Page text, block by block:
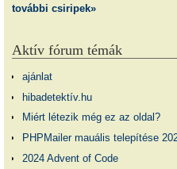
további csiripek»
Aktív fórum témák
ajánlat
hibadetektív.hu
Miért létezik még ez az oldal?
PHPMailer mauális telepítése
2024 Advent of Code